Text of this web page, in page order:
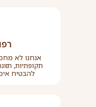
אנחנו לא
תקופתיות,
להבטיח